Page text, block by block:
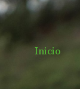
Inicio